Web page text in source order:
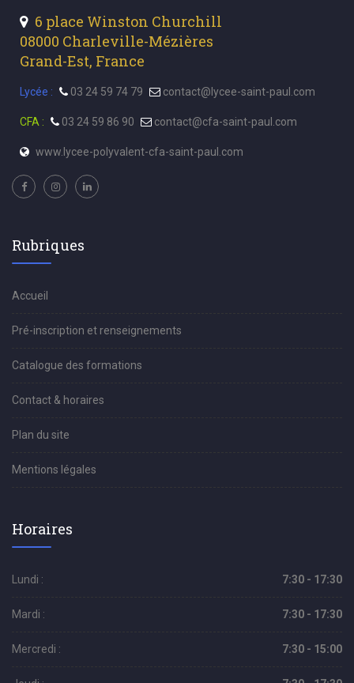
6 place Winston Churchill
08000 Charleville-Mézières
Grand-Est, France
Lycée : 03 24 59 74 79 contact@lycee-saint-paul.com
CFA : 03 24 59 86 90 contact@cfa-saint-paul.com
www.lycee-polyvalent-cfa-saint-paul.com
Rubriques
Accueil
Pré-inscription et renseignements
Catalogue des formations
Contact & horaires
Plan du site
Mentions légales
Horaires
Lundi : 7:30 - 17:30
Mardi : 7:30 - 17:30
Mercredi : 7:30 - 15:00